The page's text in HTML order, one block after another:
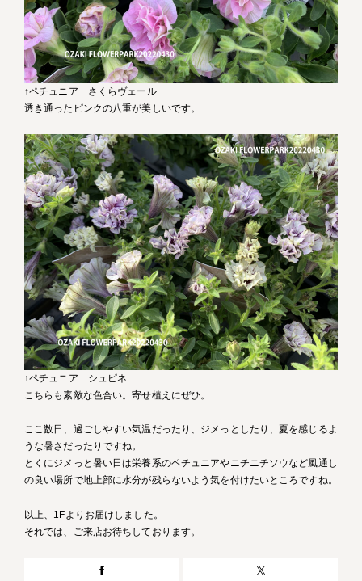
↑ペチュニア さくらヴェール
透き通ったピンクの八重が美しいです。
↑ペチュニア シュピネ
こちらも素敵な色合い。寄せ植えにぜひ。
ここ数日、過ごしやすい気温だったり、ジメっとしたり、夏を感じるよ
うな暑さだったりですね。
とくにジメっと暑い日は栄養系のペチュニアやニチニチソウなど風通し
の良い場所で地上部に水分が残らないよう気を付けたいところですね。
以上、1Fよりお届けしました。
それでは、ご来店お待ちしております。